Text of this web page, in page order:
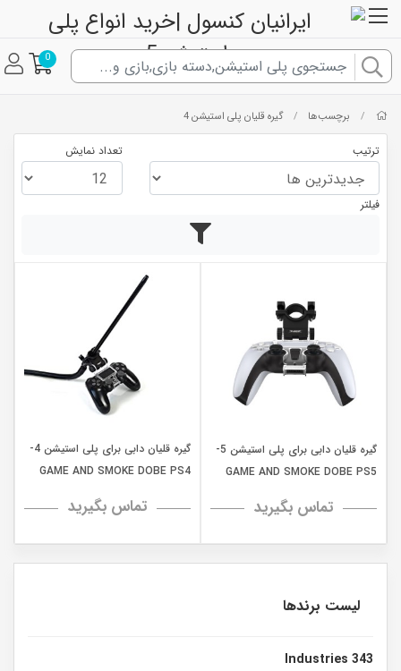
0
/ برچسب‌ها / گیره قلیان پلی استیشن 4
ترتیب تعداد نمایش
فیلتر
گیره قلیان دابی برای پلی استیشن 5-
GAME AND SMOKE DOBE PS5
تماس بگیرید
گیره قلیان دابی برای پلی استیشن 4-
GAME AND SMOKE DOBE PS4
تماس بگیرید
لیست برندها
343 Industries